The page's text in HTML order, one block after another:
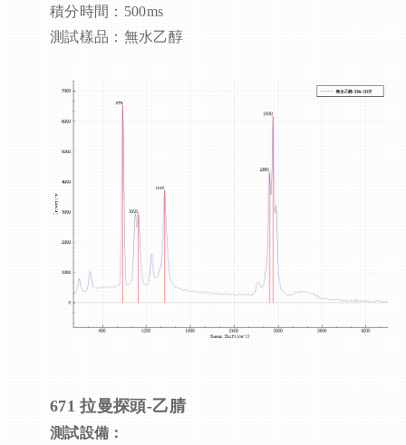
積分時間：500ms
測試樣品：無水乙醇
671 拉曼探頭-乙腈
測試設備：